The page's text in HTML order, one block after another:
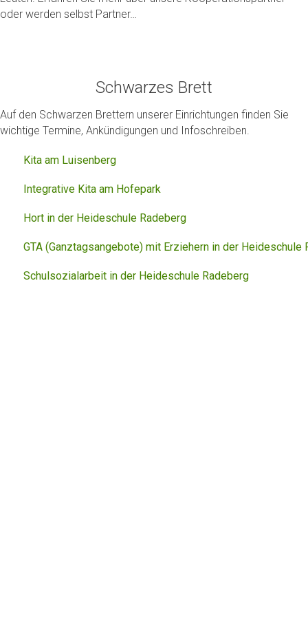
oder werden selbst Partner…
Schwarzes Brett
Auf den Schwarzen Brettern unserer Einrichtungen finden Sie
wichtige Termine, Ankündigungen und Infoschreiben.
Kita am Luisenberg
Integrative Kita am Hofepark
Hort in der Heideschule Radeberg
GTA (Ganztagsangebote) mit Erziehern in der Heideschule
Schulsozialarbeit in der Heideschule Radeberg